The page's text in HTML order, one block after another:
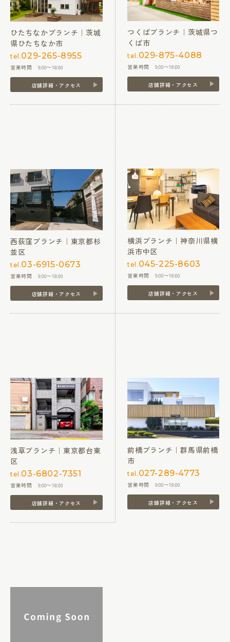
ひたちなかブランチ｜茨城
県ひたちなか市
tel.029-265-8955
営業時間 9:00〜18:00
店舗詳細・アクセス
つくばブランチ｜茨城県つ
くば市
tel. 029-875-4088
営業時間 9:00〜18:00
店舗詳細・アクセス
西荻窪ブランチ｜東京都杉
並区
tel.03-6915-0673
営業時間 9:00〜18:00
店舗詳細・アクセス
横浜ブランチ｜神奈川県横
浜市中区
tel. 045-225-8603
営業時間 9:00〜18:00
店舗詳細・アクセス
浅草ブランチ｜東京都台東
区
tel.03-6802-7351
営業時間 9:00〜18:00
店舗詳細・アクセス
前橋ブランチ｜群馬県前橋
市
tel. 027-289-4773
営業時間 9:00〜18:00
店舗詳細・アクセス